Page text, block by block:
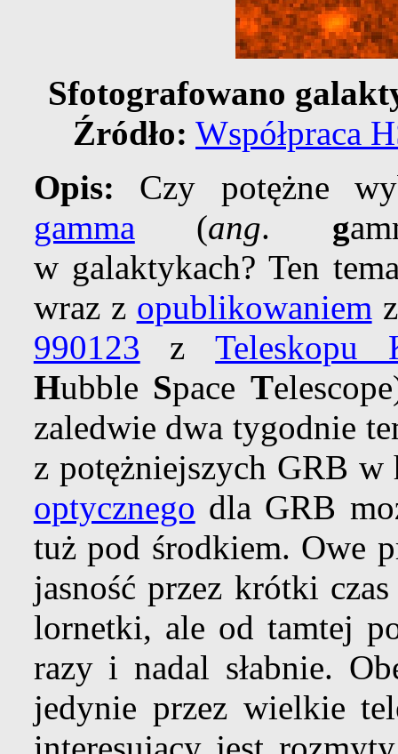
Sfotografowano
Źródło: Współpraca
Opis: Czy potężne
gamma (ang. g
w galaktykach? Ten
wraz z opublikowaniem
990123 zTeleskopu
Hubble SpaceT
zaledwie dwa tygodnie
z potężniejszych GRB
optycznego dla GRB
tuż pod środkiem. Owe
jasność przez krótki
lornetki, ale od tamtej
razy i nadal słabnie.
jedynie przez wielkie